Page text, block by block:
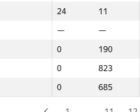
24
11
—
—
0
190
0
823
0 685
24
11
—
—
0
190
0
823
0 685